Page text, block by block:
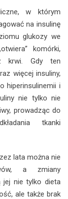
w którym
na insulinę
glukozy we
komórki,
krwi. Gdy ten
więcej insuliny,
hiperinsulinemii i
nie tylko nie
prowadząc do
tkanki
lata można nie
a zmiany
jej nie tylko dieta
ale także brak